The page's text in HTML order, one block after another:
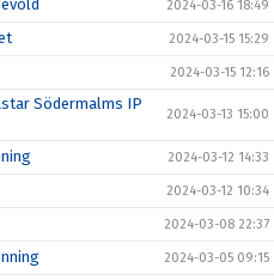
2024-03-16 18:49
2024-03-15 15:29
2024-03-15 12:16
Södermalms IP
2024-03-13 15:00
2024-03-12 14:33
2024-03-12 10:34
2024-03-08 22:37
2024-03-05 09:15